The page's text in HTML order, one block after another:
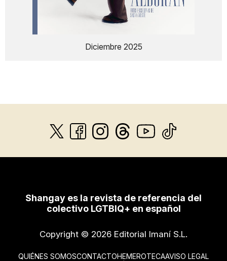
Diciembre 2025
Shangay es la revista de referencia del
colectivo LGTBIQ+ en español
Copyright © 2026 Editorial Imaní S.L.
QUIÉNES SOMOSCONTACTOHEMEROTECAAVISO LEGAL